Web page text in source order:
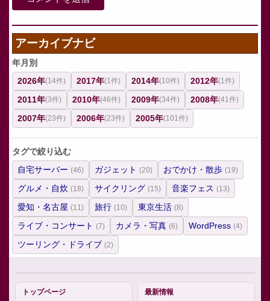
アーカイブナビ
年月別
2026年(14件) 2017年(1件) 2014年(10件) 2012年(1件)
2011年(3件) 2010年(46件) 2009年(34件) 2008年(41件)
2007年(23件) 2006年(23件) 2005年(101件)
タグで絞り込む
自宅サーバー (46) ガジェット (20) おでかけ・散歩 (19)
グルメ・自炊 (18) サイクリング (15) 音楽フェス (13)
愛知・名古屋 (11) 旅行 (10) 東京生活 (8)
ライブ・コンサート (7) カメラ・写真 (6) WordPress (4)
ツーリング・ドライブ (2)
トップページ 最新情報